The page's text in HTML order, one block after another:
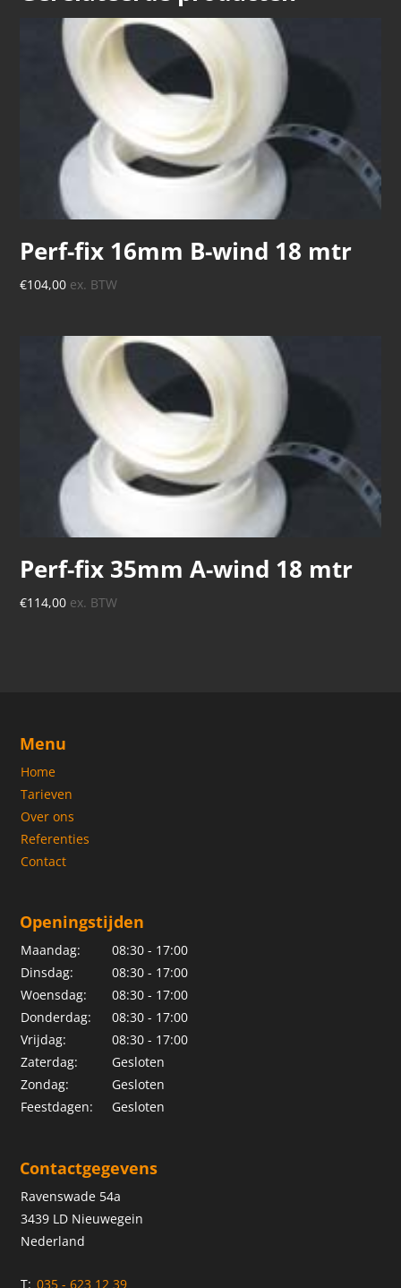
Perf-fix 16mm B-wind 18 mtr
€104,00 ex. BTW
Perf-fix 35mm A-wind 18 mtr
€114,00 ex. BTW
Menu
Home
Tarieven
Over ons
Referenties
Contact
Openingstijden
Maandag:
08:30 - 17:00
Dinsdag:
08:30 - 17:00
Woensdag:
08:30 - 17:00
Donderdag:
08:30 - 17:00
Vrijdag:
08:30 - 17:00
Zaterdag:
Gesloten
Zondag:
Gesloten
Feestdagen:
Gesloten
Contactgegevens
Ravenswade 54a
3439 LD Nieuwegein
Nederland
T: 035 - 623 12 39